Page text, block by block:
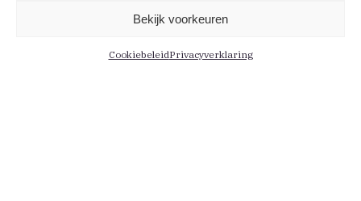
Bekijk voorkeuren
CookiebeleidPrivacyverklaring